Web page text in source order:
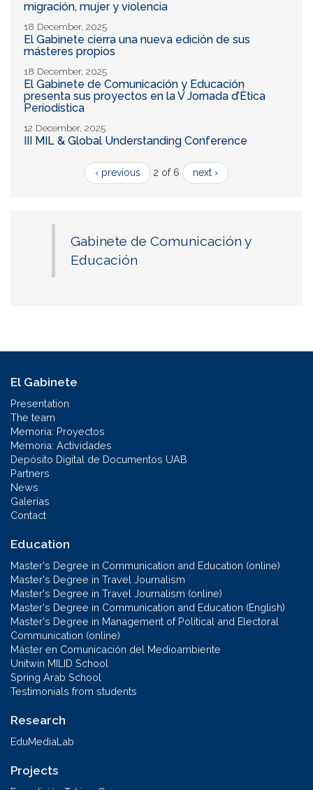
migración, mujer y violencia
18 December, 2025
El Gabinete cierra una nueva edición de sus
másteres propios
18 December, 2025
El Gabinete de Comunicación y Educación
presenta sus proyectos en la V Jornada d’Ètica
Periodística
12 December, 2025
III MIL & Global Understanding Conference
‹ previous 2 of 6 next ›
Gabinete de Comunicación y
Educación
El Gabinete
Presentation
The team
Memoria: Proyectos
Memoria: Actividades
Depósito Digital de Documentos UAB
Partners
News
Galerías
Contact
Education
Master's Degree in Communication and Education (online)
Master's Degree in Travel Journalism
Master's Degree in Travel Journalism (online)
Master's Degree in Communication and Education (English)
Master's Degree in Management of Political and Electoral
Communication (online)
Máster en Comunicación del Medioambiente
Unitwin MILID School
Spring Arab School
Testimonials from students
Research
EduMediaLab
Projects